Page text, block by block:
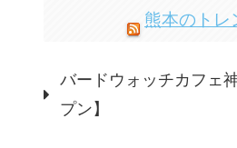
熊本のトレ
バードウォッチカフェ
プン】